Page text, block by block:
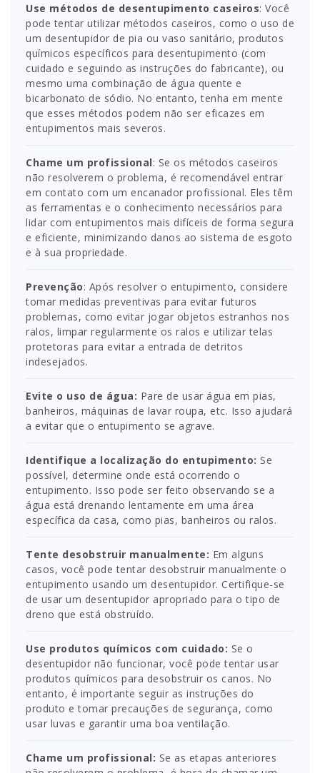
Use métodos de desentupimento caseiros: Você
pode tentar utilizar métodos caseiros, como o uso de
um desentupidor de pia ou vaso sanitário, produtos
químicos específicos para desentupimento (com
cuidado e seguindo as instruções do fabricante), ou
mesmo uma combinação de água quente e
bicarbonato de sódio. No entanto, tenha em mente
que esses métodos podem não ser eficazes em
entupimentos mais severos.
Chame um profissional: Se os métodos caseiros
não resolverem o problema, é recomendável entrar
em contato com um encanador profissional. Eles têm
as ferramentas e o conhecimento necessários para
lidar com entupimentos mais difíceis de forma segura
e eficiente, minimizando danos ao sistema de esgoto
e à sua propriedade.
Prevenção: Após resolver o entupimento, considere
tomar medidas preventivas para evitar futuros
problemas, como evitar jogar objetos estranhos nos
ralos, limpar regularmente os ralos e utilizar telas
protetoras para evitar a entrada de detritos
indesejados.
Evite o uso de água: Pare de usar água em pias,
banheiros, máquinas de lavar roupa, etc. Isso ajudará
a evitar que o entupimento se agrave.
Identifique a localização do entupimento: Se
possível, determine onde está ocorrendo o
entupimento. Isso pode ser feito observando se a
água está drenando lentamente em uma área
específica da casa, como pias, banheiros ou ralos.
Tente desobstruir manualmente: Em alguns
casos, você pode tentar desobstruir manualmente o
entupimento usando um desentupidor. Certifique-se
de usar um desentupidor apropriado para o tipo de
dreno que está obstruído.
Use produtos químicos com cuidado: Se o
desentupidor não funcionar, você pode tentar usar
produtos químicos para desobstruir os canos. No
entanto, é importante seguir as instruções do
produto e tomar precauções de segurança, como
usar luvas e garantir uma boa ventilação.
Chame um profissional: Se as etapas anteriores